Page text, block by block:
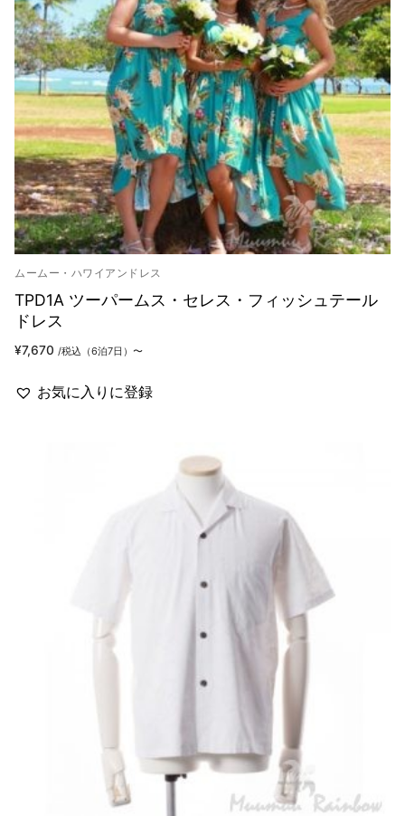
ムームー・ハワイアンドレス
TPD1A ツーパームス・セレス・フィッシュテール
ドレス
¥7,670 /税込（6泊7日）〜
お気に入りに登録